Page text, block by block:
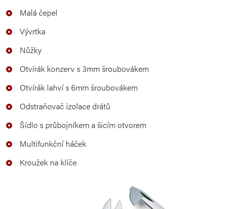
Malá čepel
Vývrtka
Nůžky
Otvírák konzerv s 3mm šroubovákem
Otvírák lahví s 6mm šroubovákem
Odstraňovač izolace drátů
Šídlo s průbojníkem a šicím otvorem
Multifunkční háček
Kroužek na klíče